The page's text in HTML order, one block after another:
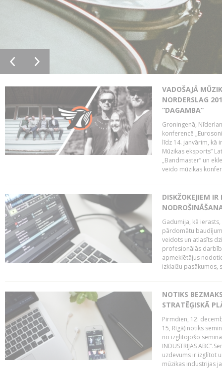
VADOŠAJĀ
NORDERSLAG
“DAGAMBA”
Groningenā,
konferencē
līdz 14. janvārim, kā
Mūzikas eksports”
„Bandmaster” un
veido mūzikas
DISKŽOKEJIEM
Gadumija, kā
pārdomātu
veidots un atlasīts
profesionālās
apmeklētājus
izklaižu pasākumos,
NOTIKS
STRATĒĢISKĀ
Pirmdien, 12.
15, Rīgā) notiks
no izglītojošo
INDUSTRIJAS
uzdevums ir izglītot
mūzikas industrijas